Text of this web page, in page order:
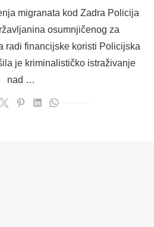
migranata kod Zadra Policija
osumnjičenog za
radi financijske koristi Policijska
je kriminalističko istraživanje
nad …